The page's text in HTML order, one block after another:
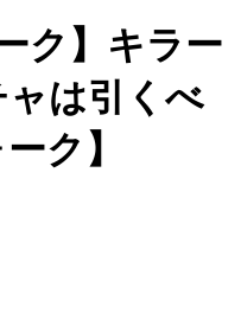
ク】キラー
は引くべ
ク】